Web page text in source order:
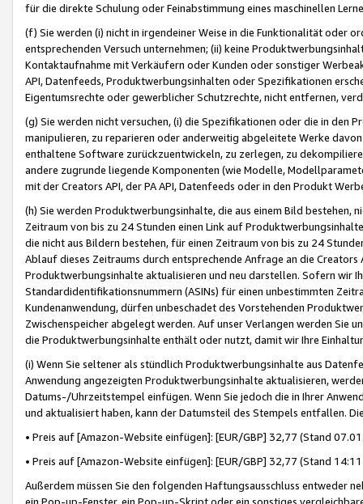
für die direkte Schulung oder Feinabstimmung eines maschinellen
(f) Sie werden (i) nicht in irgendeiner Weise in die Funktionalität oder
entsprechenden Versuch unternehmen; (ii) keine
Kontaktaufnahme mit Verkäufern oder Kunden oder sonstiger
API, Datenfeeds, Produktwerbungsinhalten oder Spezifikationen
Eigentumsrechte oder gewerblicher Schutzrechte, nicht entfernen,
(g) Sie werden nicht versuchen, (i) die Spezifikationen oder die in
manipulieren, zu reparieren oder anderweitig abgeleitete Werke
enthaltene Software zurückzuentwickeln, zu zerlegen, zu
andere zugrunde liegende Komponenten (wie Modelle,
mit der Creators API, der PA API, Datenfeeds oder in den Produkt
(h) Sie werden Produktwerbungsinhalte, die aus einem Bild bestehen,
Zeitraum von bis zu 24 Stunden einen Link auf
die nicht aus Bildern bestehen, für einen Zeitraum von bis zu 24
Ablauf dieses Zeitraums durch entsprechende Anfrage an die
Produktwerbungsinhalte aktualisieren und neu darstellen. Sofern wir
Standardidentifikationsnummern (ASINs) für einen unbestimmten
Kundenanwendung, dürfen unbeschadet des Vorstehenden
Zwischenspeicher abgelegt werden. Auf unser Verlangen werden Sie
die Produktwerbungsinhalte enthält oder nutzt, damit wir Ihre
(i) Wenn Sie seltener als stündlich Produktwerbungsinhalte aus
Anwendung angezeigten Produktwerbungsinhalte aktualisieren,
Datums-/Uhrzeitstempel einfügen. Wenn Sie jedoch die in Ihrer
und aktualisiert haben, kann der Datumsteil des Stempels entfallen.
• Preis auf [Amazon-Website einfügen]: [EUR/GBP] 32,77 (Stand
• Preis auf [Amazon-Website einfügen]: [EUR/GBP] 32,77 (Stand
Außerdem müssen Sie den folgenden Haftungsausschluss entweder
ein Pop-up-Fenster, ein Pop-up-Skript oder ein sonstiges